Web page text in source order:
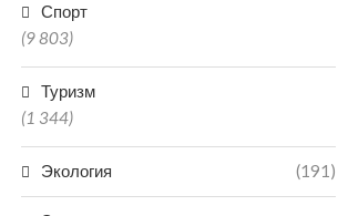
Спорт
(9 803)
Туризм
(1 344)
Экология (191)